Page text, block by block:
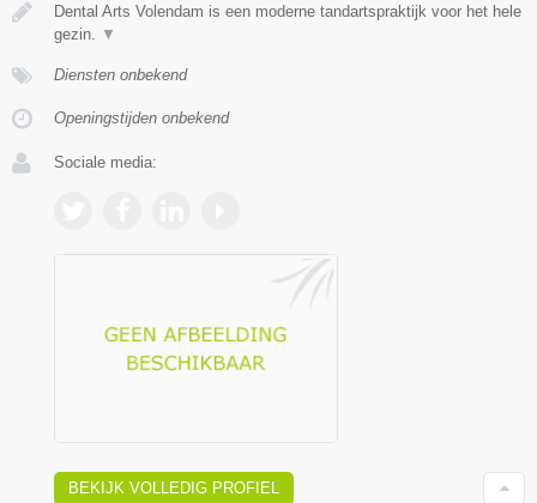
Dental Arts Volendam is een moderne tandartspraktijk voor het hele
gezin.
▼
Diensten onbekend
Openingstijden onbekend
Sociale media:
BEKIJK VOLLEDIG PROFIEL